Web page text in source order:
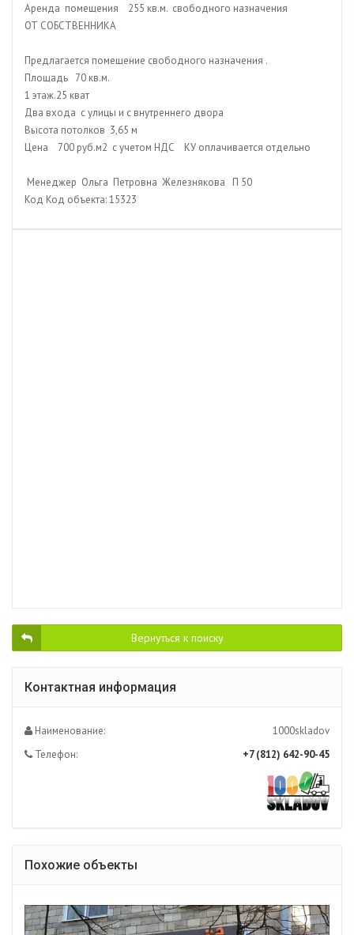
Аренда помещения 255 кв.м. свободного назначения
ОТ СОБСТВЕННИКА
Предлагается помещение свободного назначения .
Площадь 70 кв.м.
1 этаж.25 кват
Два входа с улицы и с внутреннего двора
Высота потолков 3,65 м
Цена 700 руб.м2 с учетом НДС КУ оплачивается отдельно
Менеджер Ольга Петровна Железнякова П 50
Код Код объекта: 15323
Вернуться к поиску
Контактная информация
Наименование:
1000skladov
Телефон:
+7 (812) 642-90-45
Похожие объекты